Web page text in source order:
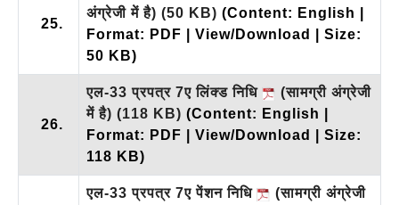
25.
अंग्रेजी में है) (50 KB) (Content: English |
Format: PDF | View/Download | Size:
50 KB)
26.
एल-33 प्रपत्र 7ए लिंक्ड निधि
(सामग्री अंग्रेजी
में है) (118 KB) (Content: English |
Format: PDF | View/Download | Size:
118 KB)
एल-33 प्रपत्र 7ए पेंशन निधि
(सामग्री अंग्रेजी